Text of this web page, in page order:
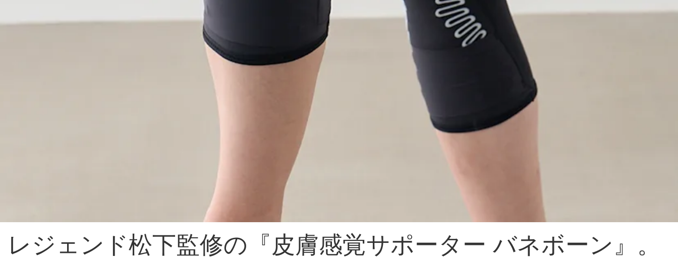
レジェンド松下監修の『皮膚感覚サポーター バネボーン』。